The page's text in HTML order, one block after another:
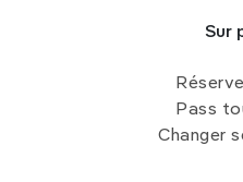
Sur
Pass
Changer